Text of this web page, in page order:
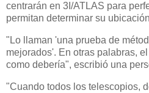
centrarán en 3I/ATLAS para
permitan determinar su
"Lo llaman 'una prueba de
mejorados'. En otras palabras,
como debería", escribió una
"Cuando todos los telescopios,